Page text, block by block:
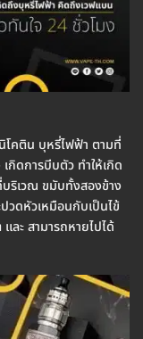
โคติน บุหรี่ไฟฟ้า ตามที่
กิดการบีบตัว ทำให้เกิด
บริเวณ ขมับทั้งสองข้าง
วดหัวเหมือนกับเป็นไข้
ละ สามารถหายไปได้